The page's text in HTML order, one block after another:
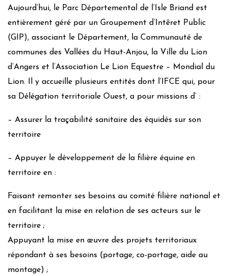
Aujourd’hui, le Parc Départemental de l’Isle Briand est
entièrement géré par un Groupement d’Intêret Public
(GIP), associant le Département, la Communauté de
communes des Vallées du Haut-Anjou, la Ville du Lion
d’Angers et l’Association Le Lion Equestre – Mondial du
Lion. Il y accueille plusieurs entités dont l’IFCE qui, pour
sa Délégation territoriale Ouest, a pour missions d’ :
– Assurer la traçabilité sanitaire des équidés sur son
territoire
– Appuyer le développement de la filière équine en
territoire en :
Faisant remonter ses besoins au comité filière national et
en facilitant la mise en relation de ses acteurs sur le
territoire ;
Appuyant la mise en œuvre des projets territoriaux
répondant à ses besoins (portage, co-portage, aide au
montage) ;